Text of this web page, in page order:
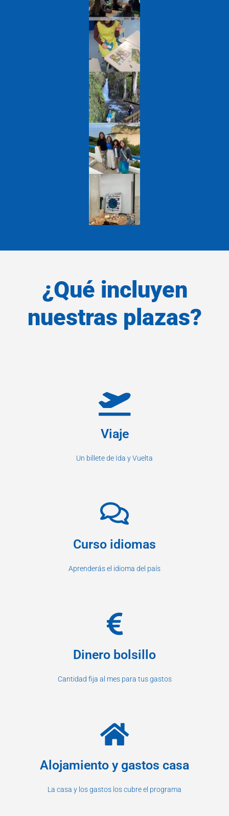
¿Qué incluyen
nuestras plazas?
Viaje
Un billete de Ida y Vuelta
Curso idiomas
Aprenderás el idioma del país
Dinero bolsillo
Cantidad fija al mes para tus gastos
Alojamiento y gastos casa
La casa y los gastos los cubre el programa